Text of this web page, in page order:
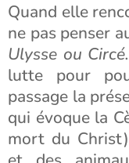
Quand elle
ne pas penser
Ulysse ou Circé.
lutte pour
passage la
qui évoque la
mort du